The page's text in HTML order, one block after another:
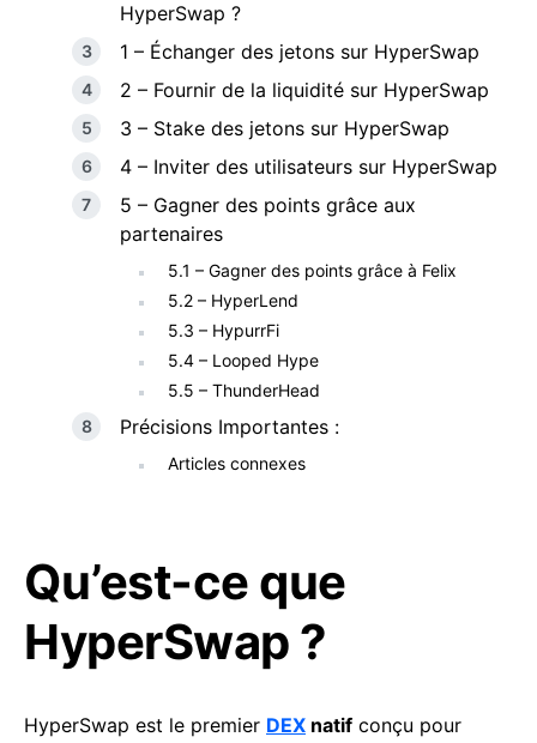
HyperSwap ?
1 – Échanger des jetons sur HyperSwap
2 – Fournir de la liquidité sur HyperSwap
3 – Stake des jetons sur HyperSwap
4 – Inviter des utilisateurs sur HyperSwap
5 – Gagner des points grâce aux
partenaires
5.1 – Gagner des points grâce à Felix
5.2 – HyperLend
5.3 – HypurrFi
5.4 – Looped Hype
5.5 – ThunderHead
Précisions Importantes :
Articles connexes
Qu’est-ce que
HyperSwap ?
HyperSwap est le premier DEX natif conçu pour